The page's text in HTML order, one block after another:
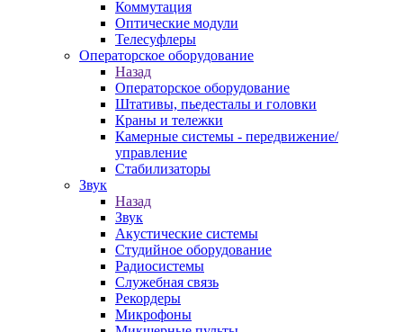
Коммутация
Оптические модули
Телесуфлеры
Операторское оборудование
Назад
Операторское оборудование
Штативы, пьедесталы и головки
Краны и тележки
Камерные системы - передвижение/
управление
Стабилизаторы
Звук
Назад
Звук
Акустические системы
Студийное оборудование
Радиосистемы
Служебная связь
Рекордеры
Микрофоны